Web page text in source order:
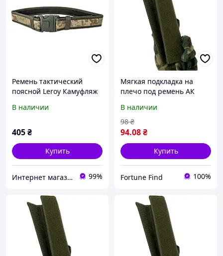
Ремень тактический
поясной Leroy Камуфляж
В наличии
405₴
Купить
Интернет магазин "HUNTER-RV" 99%
Мягкая подкладка на
плечо под ремень АК
В наличии
94.08₴
98 ₴
Купить
Fortune Find 100%